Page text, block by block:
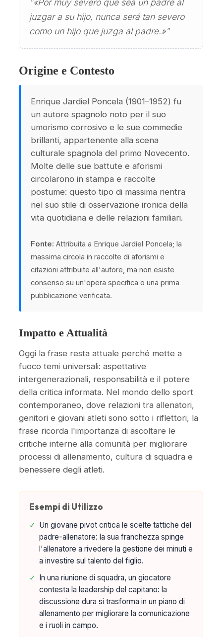
"«Por muy severo que sea un padre al
juzgar a su hijo, nunca será tan severo
como un hijo que juzga al padre.»"
Origine e Contesto
Enrique Jardiel Poncela (1901–1952) fu
un autore spagnolo noto per il suo
umorismo corrosivo e le sue commedie
brillanti, appartenente alla scena
culturale spagnola del primo Novecento.
Molte delle sue battute e aforismi
circolarono in stampa e raccolte
postume: questo tipo di massima rientra
nel suo stile di osservazione ironica della
vita quotidiana e delle relazioni familiari.
Fonte: Attribuita a Enrique Jardiel Poncela; la
massima circola in raccolte di aforismi e
citazioni attribuite all'autore, ma non esiste
consenso su un'opera specifica o una prima
pubblicazione verificata.
Impatto e Attualità
Oggi la frase resta attuale perché mette a
fuoco temi universali: aspettative
intergenerazionali, responsabilità e il potere
della critica informata. Nel mondo dello sport
contemporaneo, dove relazioni tra allenatori,
genitori e giovani atleti sono sotto i riflettori, la
frase ricorda l'importanza di ascoltare le
critiche interne alla comunità per migliorare
processi di allenamento, cultura di squadra e
benessere degli atleti.
Esempi di Utilizzo
✓ Un giovane pivot critica le scelte tattiche del
padre-allenatore: la sua franchezza spinge
l'allenatore a rivedere la gestione dei minuti e
a investire sul talento del figlio.
✓ In una riunione di squadra, un giocatore
contesta la leadership del capitano: la
discussione dura si trasforma in un piano di
allenamento per migliorare la comunicazione
e i ruoli in campo.